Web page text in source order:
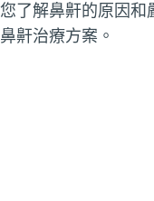
了解鼻鼾的原因
鼾治療方案。